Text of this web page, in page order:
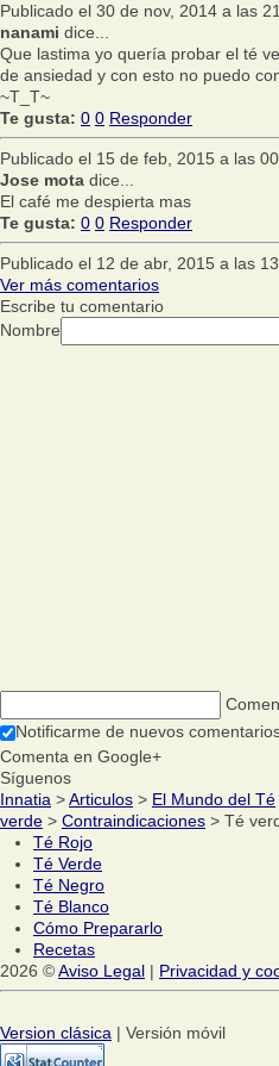
Publicado el 30 de nov, 2014 a las
nanami dice...
Que lastima yo quería probar el té
de ansiedad y con esto no puedo
~T_T~
Te gusta: 0 0 Responder
Publicado el 15 de feb, 2015 a las
Jose mota dice...
El café me despierta mas
Te gusta: 0 0 Responder
Publicado el 12 de abr, 2015 a las
Ver más comentarios
Escribe tu comentario
Nombre
Notificarme de nuevos
Comenta en Google+
Síguenos
Innatia >Articulos > El Mundo del Té
verde > Contraindicaciones > Té
Té Rojo
Té Verde
Té Negro
Té Blanco
Cómo Prepararlo
Recetas
2026 ©Aviso Legal | Privacidad y
Version clásica | Versión móvil